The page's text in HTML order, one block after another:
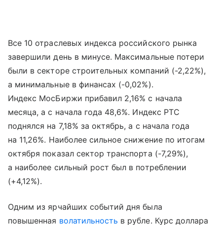
Все 10 отраслевых индекса российского рынка
завершили день в минусе. Максимальные потери
были в секторе строительных компаний (-2,22%),
а минимальные в финансах (-0,02%).
Индекс МосБиржи прибавил 2,16% с начала
месяца, а с начала года 48,6%. Индекс РТС
поднялся на 7,18% за октябрь, а с начала года
на 11,26%. Наиболее сильное снижение по итогам
октября показал сектор транспорта (-7,29%),
а наиболее сильный рост был в потреблении
(+4,12%).
Одним из ярчайших событий дня была
повышенная волатильность в рубле. Курс доллара